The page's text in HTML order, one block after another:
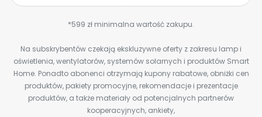
*599 zł minimalna wartość zakupu.
Na subskrybentów czekają ekskluzywne oferty z zakresu lamp i
oświetlenia, wentylatorów, systemów solarnych i produktów Smart
Home. Ponadto abonenci otrzymają kupony rabatowe, obniżki cen
produktów, pakiety promocyjne, rekomendacje i prezentacje
produktów, a także materiały od potencjalnych partnerów
kooperacyjnych, ankiety,